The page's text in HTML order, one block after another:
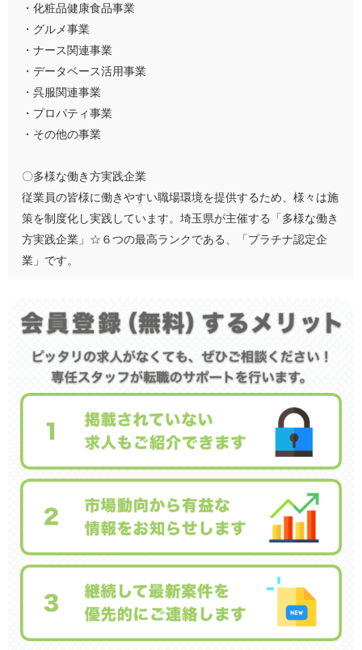
・化粧品健康食品事業
・グルメ事業
・ナース関連事業
・データベース活用事業
・呉服関連事業
・プロパティ事業
・その他の事業
〇多様な働き方実践企業
従業員の皆様に働きやすい職場環境を提供するため、様々は施
策を制度化し実践しています。埼玉県が主催する「多様な働き
方実践企業」☆６つの最高ランクである、「プラチナ認定企
業」です。